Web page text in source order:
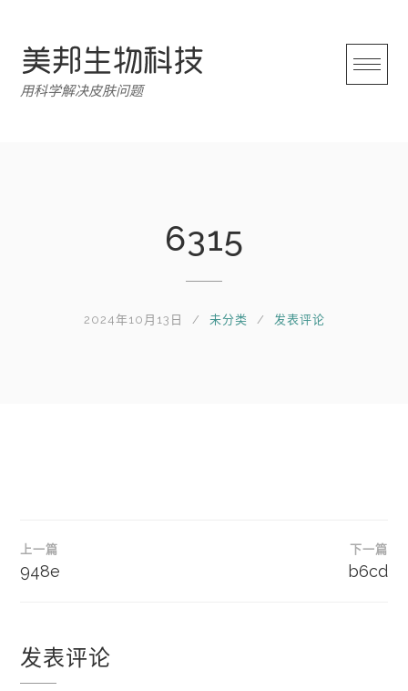
用科学解决皮肤问题
6315
2024年10月13日 未分类 发表评论
文
章
航
上一篇
948e
下一篇
b6cd
发表评论